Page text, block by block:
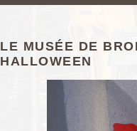
LE MUSÉE DE
HALLOWEEN